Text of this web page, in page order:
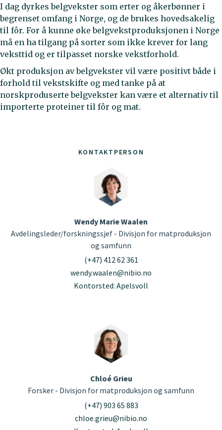
KONTAKTPERSON
Wendy Marie Waalen
Avdelingsleder/forskningssjef - Divisjon for matproduksjon
og samfunn
(+47) 412 62 361
wendy.waalen@nibio.no
Kontorsted: Apelsvoll
Chloé Grieu
Forsker - Divisjon for matproduksjon og samfunn
(+47) 903 65 883
chloe.grieu@nibio.no
I dag dyrkes belgvekster som erter og åkerbønner i
begrenset omfang i Norge, og de brukes hovedsakelig
til fôr. For å kunne øke belgvekstproduksjonen i Norge
må en ha tilgang på sorter som ikke krever for lang
veksttid og er tilpasset norske vekstforhold.
Økt produksjon av belgvekster vil være positivt både i
forhold til vekstskifte og med tanke på at
norskproduserte belgvekster kan være et alternativ til
importerte proteiner til fôr og mat.